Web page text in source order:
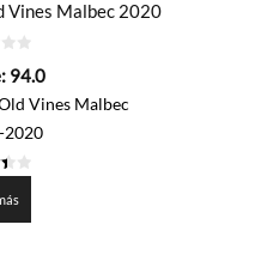
Vines Malbec 2020
94.0
Vines Malbec
2020